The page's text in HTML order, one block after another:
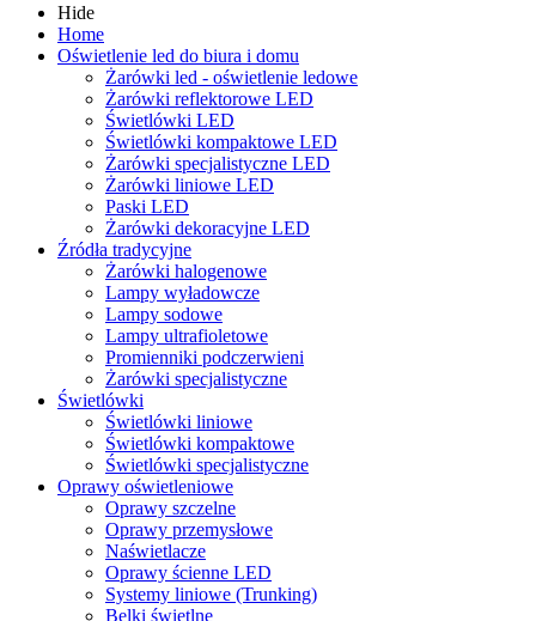
Hide
Home
Oświetlenie led do biura i domu
Żarówki led - oświetlenie ledowe
Żarówki reflektorowe LED
Świetlówki LED
Świetlówki kompaktowe LED
Żarówki specjalistyczne LED
Żarówki liniowe LED
Paski LED
Żarówki dekoracyjne LED
Źródła tradycyjne
Żarówki halogenowe
Lampy wyładowcze
Lampy sodowe
Lampy ultrafioletowe
Promienniki podczerwieni
Żarówki specjalistyczne
Świetlówki
Świetlówki liniowe
Świetlówki kompaktowe
Świetlówki specjalistyczne
Oprawy oświetleniowe
Oprawy szczelne
Oprawy przemysłowe
Naświetlacze
Oprawy ścienne LED
Systemy liniowe (Trunking)
Belki świetlne